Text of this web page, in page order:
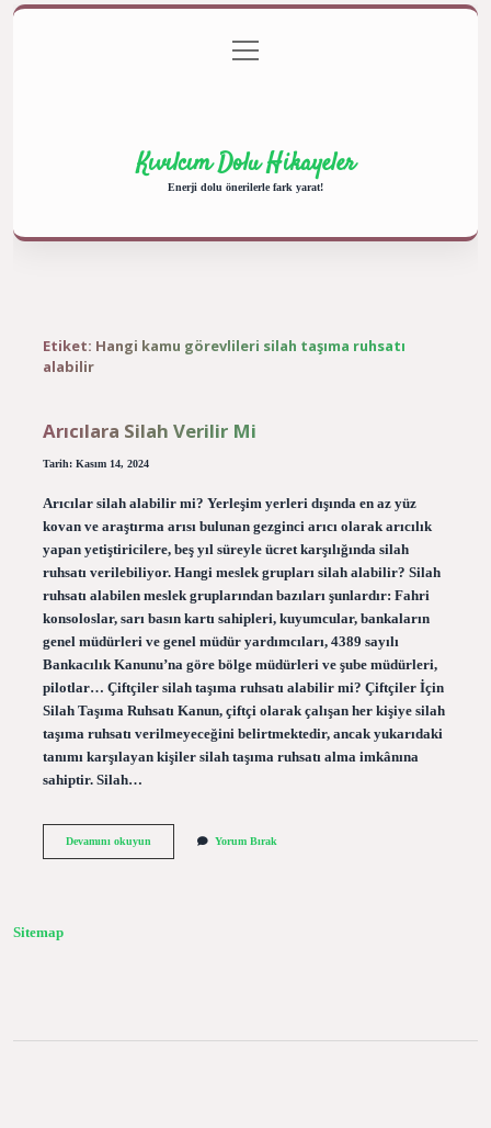
Gizlilik Politikası
menüyü
aç
Kıvılcım Dolu Hikayeler
Enerji dolu önerilerle fark yarat!
Etiket: Hangi kamu görevlileri silah taşıma ruhsatı
alabilir
Arıcılara Silah Verilir Mi
Tarih: Kasım 14, 2024
Arıcılar silah alabilir mi? Yerleşim yerleri dışında en az yüz
kovan ve araştırma arısı bulunan gezginci arıcı olarak arıcılık
yapan yetiştiricilere, beş yıl süreyle ücret karşılığında silah
ruhsatı verilebiliyor. Hangi meslek grupları silah alabilir? Silah
ruhsatı alabilen meslek gruplarından bazıları şunlardır: Fahri
konsoloslar, sarı basın kartı sahipleri, kuyumcular, bankaların
genel müdürleri ve genel müdür yardımcıları, 4389 sayılı
Bankacılık Kanunu’na göre bölge müdürleri ve şube müdürleri,
pilotlar… Çiftçiler silah taşıma ruhsatı alabilir mi? Çiftçiler İçin
Silah Taşıma Ruhsatı Kanun, çiftçi olarak çalışan her kişiye silah
taşıma ruhsatı verilmeyeceğini belirtmektedir, ancak yukarıdaki
tanımı karşılayan kişiler silah taşıma ruhsatı alma imkânına
sahiptir. Silah…
Devamını okuyunArıcılara
Yorum Bırak
Sitemap